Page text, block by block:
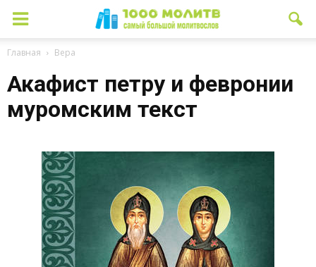
Главная Вера
Акафист петру и февронии
муромским текст